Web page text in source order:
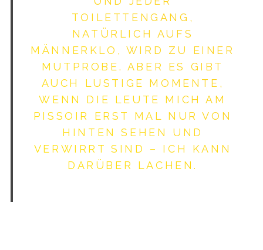
OILETTENGANG, N
ATÜRLICH AUFS M
ÄNNERKLO, WIRD ZU EINER M
UTPROBE. ABER ES GIBT A
UCH LUSTIGE MOMENTE, W
ENN DIE LEUTE MICH AM P
ISSOIR ERST MAL NUR VON H
INTEN SEHEN UND V
ERWIRRT SIND – ICH KANN D
ARÜBER LACHEN.